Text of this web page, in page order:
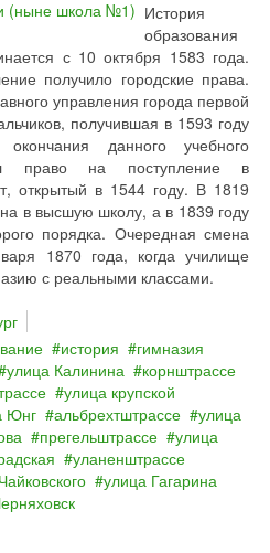
История
образования
с 10 октября 1583 года.
получило городские права.
управления города первой
получившая в 1593 году
данного учебного
право на поступление в
открытый в 1544 году. В 1819
в высшую школу, а в 1839 году
порядка. Очередная смена
1870 года, когда училище
с реальными классами.
история
гимназия
улица Калинина
корнштрассе
улица крупской
Юнг альбрехтштрассе
улица
прегельштрассе
улица
уланенштрассе
улица Гагарина